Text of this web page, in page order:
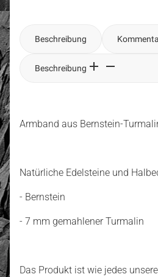
Beschreibung
Beschreibung
Armband aus Bernstein-
Natürliche Edelsteine und
- Bernstein
- 7 mm gemahlener Turmalin
Das Produkt ist wie jedes